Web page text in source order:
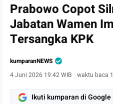
Prabowo Copot
Jabatan Wamen
Tersangka KPK
kumparanNEWS
4 Juni 2026 19:42 WIB · waktu baca
Ikuti kumparan di Google